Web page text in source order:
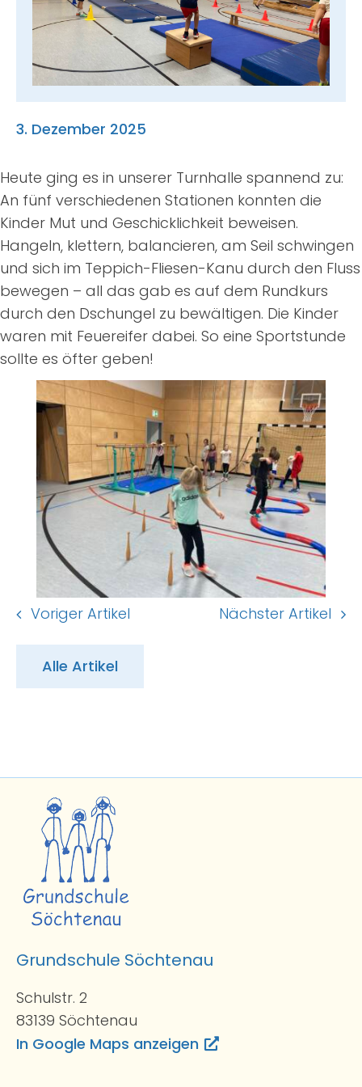
Suche
nach:
3. Dezember 2025
Heute ging es in unserer Turnhalle spannend zu:
An fünf verschiedenen Stationen konnten die
Kinder Mut und Geschicklichkeit beweisen.
Hangeln, klettern, balancieren, am Seil schwingen
und sich im Teppich-Fliesen-Kanu durch den Fluss
bewegen – all das gab es auf dem Rundkurs
durch den Dschungel zu bewältigen. Die Kinder
waren mit Feuereifer dabei. So eine Sportstunde
sollte es öfter geben!
Voriger Artikel Nächster Artikel
Alle Artikel
Grundschule Söchtenau
Schulstr. 2
83139 Söchtenau
In Google Maps anzeigen